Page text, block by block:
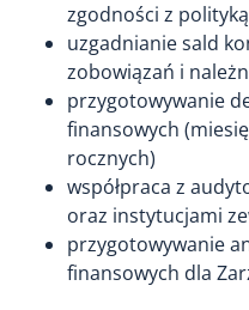
zgodności z
uzgadnianie sald
zobowiązań i
przygotowywanie
finansowych
rocznych)
współpraca z
oraz instytucjami
przygotowywanie
finansowych dla